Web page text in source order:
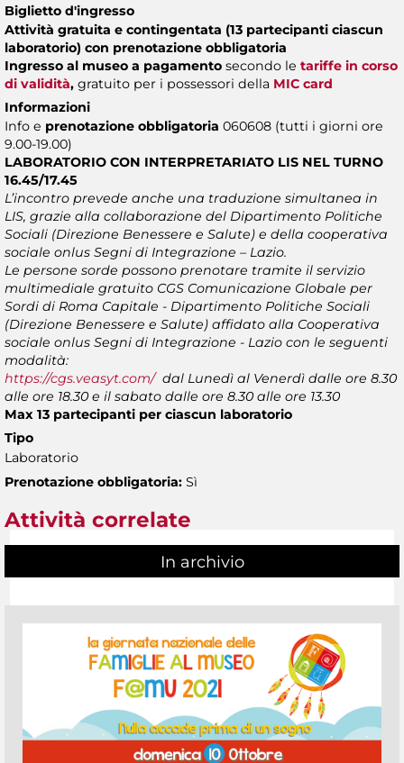
Biglietto d'ingresso
Attività gratuita e contingentata (13 partecipanti ciascun
laboratorio) con prenotazione obbligatoria
Ingresso al museo a pagamento secondo le tariffe in corso
di validità, gratuito per i possessori della MIC card
Informazioni
Info e prenotazione obbligatoria 060608 (tutti i giorni ore
9.00-19.00)
LABORATORIO CON INTERPRETARIATO LIS NEL TURNO
16.45/17.45
L’incontro prevede anche una traduzione simultanea in
LIS, grazie alla collaborazione del Dipartimento Politiche
Sociali (Direzione Benessere e Salute) e della cooperativa
sociale onlus Segni di Integrazione – Lazio.
Le persone sorde possono prenotare tramite il servizio
multimediale gratuito CGS Comunicazione Globale per
Sordi di Roma Capitale - Dipartimento Politiche Sociali
(Direzione Benessere e Salute) affidato alla Cooperativa
sociale onlus Segni di Integrazione - Lazio con le seguenti
modalità:
https://cgs.veasyt.com/ dal Lunedì al Venerdì dalle ore 8.30
alle ore 18.30 e il sabato dalle ore 8.30 alle ore 13.30
Max 13 partecipanti per ciascun laboratorio
Tipo
Laboratorio
Prenotazione obbligatoria: Sì
Attività correlate
In archivio